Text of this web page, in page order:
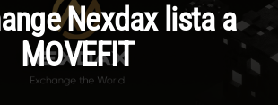
Nexdax lista a
MOVEFIT